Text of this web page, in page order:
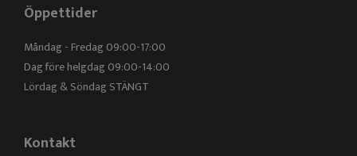
Öppettider
Måndag - Fredag 09:00-17:00
Dag före helgdag 09:00-14:00
Lördag & Söndag STÄNGT
Kontakt